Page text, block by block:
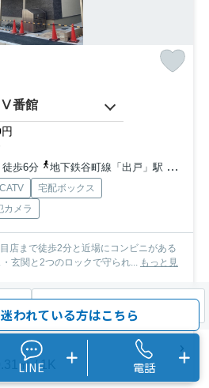
Ⅴ番館
歩6分
地下鉄谷町線「出戸」駅 徒歩11分
CATV
宅配ボックス
カメラ
店まで徒歩2分と近場にコンビニがある
玄関と2つのロックで守られ... もっと見
㎡ / 1K
まとめてお問い合わせ
われている方はこちら
LINE 電話